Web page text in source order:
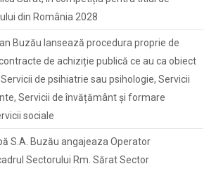
din România 2028
Buzău lansează procedura proprie de
de achiziție publică ce au ca obiect
de psihiatrie sau psihologie, Servicii
Servicii de învățământ și formare
sociale
S.A. Buzău angajeaza Operator
Sectorului Rm. Sărat Sector